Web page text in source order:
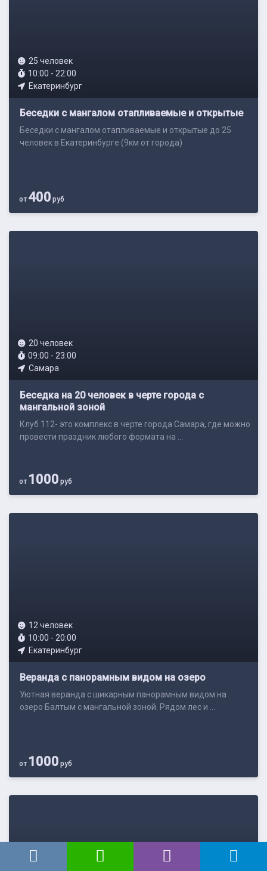
25 человек
10:00 - 22:00
Екатеринбург
Беседки с мангалом отапливаемые и открытые
Беседки с мангалом отапливаемые и открытые до 25
человек в Екатеринбурге (9км от города)
от400 руб
20 человек
09:00 - 23:00
Самара
Беседка на 20 человек в черте города с
мангальной зоной
Клуб 112- это комплекс в черте города Самара, где можно
провести праздник любого формата на ...
от 1000 руб
12 человек
10:00 - 20:00
Екатеринбург
Веранда с панорамным видом на озеро
Уютная веранда с шикарным панорамным видом на
озеро Балтым с мангальной зоной. Рядом лес и ...
от 1000 руб